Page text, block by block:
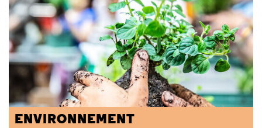
ENVIRONNEMENT